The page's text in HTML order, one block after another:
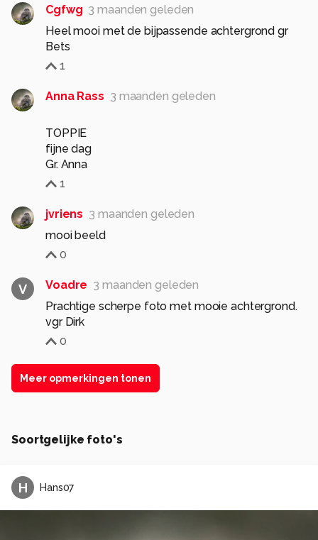
Cgfwg 3 maanden geleden
Heel mooi met de bijpassende achtergrond gr
Bets
1
Anna Rass 3 maanden geleden
TOPPIE
fijne dag
Gr. Anna
1
jvriens 3 maanden geleden
mooi beeld
0
V Voadre 3 maanden geleden
Prachtige scherpe foto met mooie achtergrond.
vgr Dirk
0
Meer opmerkingen tonen
Soortgelijke foto's
H Hans07